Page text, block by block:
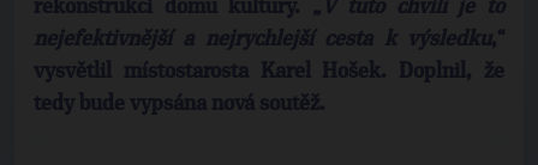
rekonstrukci domu kultury. „ V tuto chvíli je to
nejefektivnější a nejrychlejší cesta k výsledku,“
vysvětlil místostarosta
Karel Hošek. Doplnil, že
tedy bude vypsána nová soutěž.